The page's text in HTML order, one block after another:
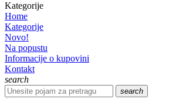
Kategorije
Home
Kategorije
Novo!
Na popustu
Informacije o kupovini
Kontakt
search
search